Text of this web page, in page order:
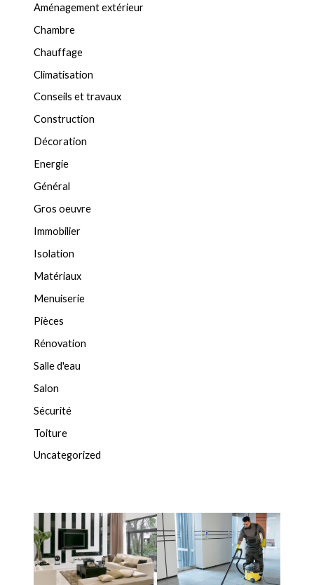
Aménagement extérieur
Chambre
Chauffage
Climatisation
Conseils et travaux
Construction
Décoration
Energie
Général
Gros oeuvre
Immobilier
Isolation
Matériaux
Menuiserie
Pièces
Rénovation
Salle d'eau
Salon
Sécurité
Toiture
Uncategorized